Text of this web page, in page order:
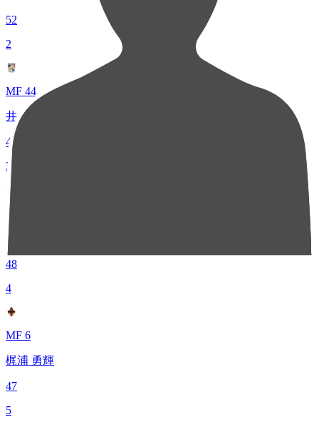
52
2
MF 44
井上 怜
49
3
MF 8
大山 啓輔
48
4
MF 6
梶浦 勇輝
47
5